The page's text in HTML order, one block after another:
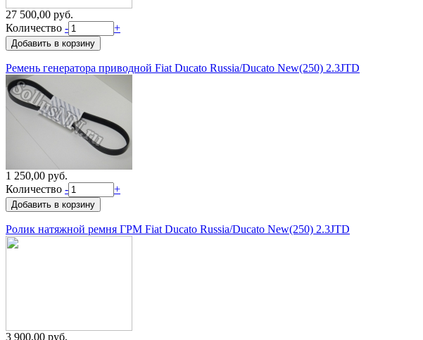
27 500,00 руб.
Количество - +
Ремень генератора приводной Fiat Ducato Russia/Ducato New(250) 2.3JTD
1 250,00 руб.
Количество - +
Ролик натяжной ремня ГРМ Fiat Ducato Russia/Ducato New(250) 2.3JTD
3 900,00 руб.